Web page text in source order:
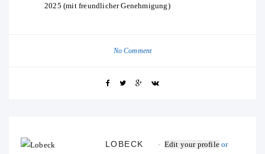
2025 (mit freundlicher Genehmigung)
No Comment
LOBECK Edit your profileor